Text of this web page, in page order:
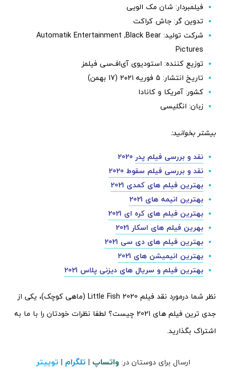
فیلمبردار: شان مک الویی
تدوین گر: جاش کراکت
شرکت تولید: Automatik Entertainment ,Black Bear
Pictures
توزیع کننده: استودیوی آی‌اف‌سی فیلمز
تاریخ انتشار: 5 فوریه ۲۰۲۱ (17 بهمن)
کشور: آمریکا و کانادا
زبان: انگلیسی
بیشتر بخوانید:
نقد و بررسی فیلم پدر 2020
نقد و بررسی فیلم سقوط 2020
بهترین فیلم های کمدی 2021
بهترین انیمه های 2021
بهترین فیلم های کره ای 2021
بهرین فیلم های اسکار 2021
بهترین فیلم های دی سی 2021
بهترین انیمیشن های 2021
بهترین فیلم و سریال های دیزنی پلاس 2021
نظر شما درمورد نقد فیلم 2020 Little Fish (ماهی کوچک)، یکی از
جدی ترین فیلم های 2021 چیست؟ لطفا نظرات خودتان را با ما به
اشتراک بگذارید.
ارسال برای دوستان در: واتساپ | تلگرام | توییتر